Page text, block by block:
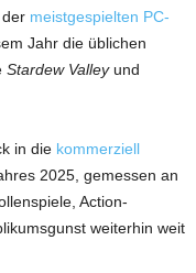
meistgespielten PC-
Jahr die üblichen
Stardew Valleyund
in die kommerziell
2025, gemessen an
Action-
weiterhin weit